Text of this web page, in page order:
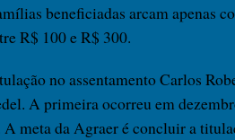
beneficiadas arcam apenas
R$ 100 e R$ 300.
no assentamento Carlos
A primeira ocorreu em
meta da Agraer é concluir a